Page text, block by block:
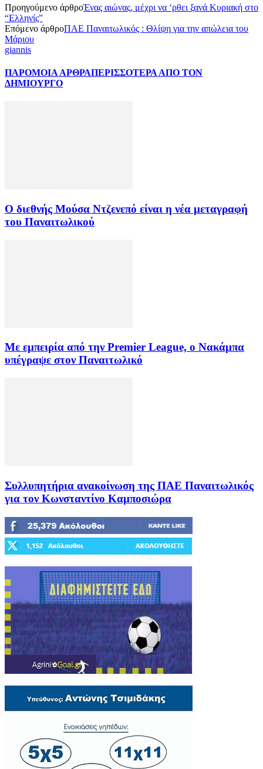
Προηγούμενο άρθροΈνας αιώνας, μέχρι να ‘ρθει ξανά Κυριακή στο
“Ελληνίς”
Επόμενο άρθροΠΑΕ Παναιτωλικός : Θλίψη για την απώλεια του
Μάριου
giannis
ΠΑΡΟΜΟΙΑ ΑΡΘΡΑΠΕΡΙΣΣΟΤΕΡΑ ΑΠΟ ΤΟΝ
ΔΗΜΙΟΥΡΓΟ
Ο διεθνής Μούσα Ντζενεπό είναι η νέα μεταγραφή
του Παναιτωλικού
Με εμπειρία από την Premier League, ο Νακάμπα
υπέγραψε στον Παναιτωλικό
Συλλυπητήρια ανακοίνωση της ΠΑΕ Παναιτωλικός
για τον Κωνσταντίνο Καμποσιώρα